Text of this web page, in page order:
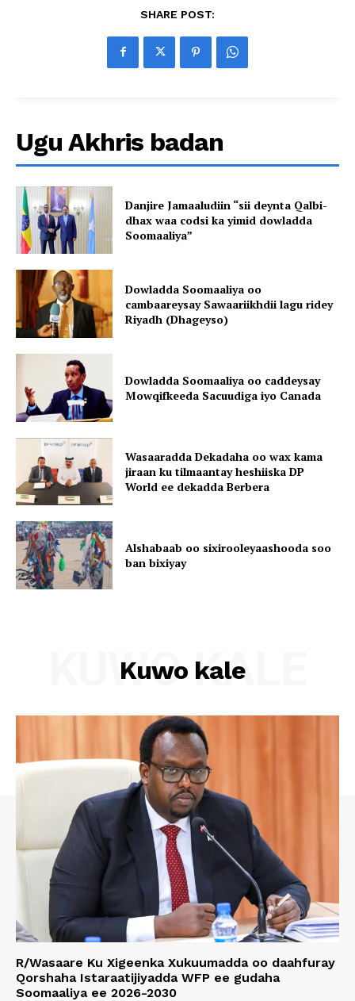
SHARE POST:
Ugu Akhris badan
Danjire Jamaaludiin “sii deynta Qalbi-
dhax waa codsi ka yimid dowladda
Soomaaliya”
Dowladda Soomaaliya oo
cambaareysay Sawaariikhdii lagu ridey
Riyadh (Dhageyso)
Dowladda Soomaaliya oo caddeysay
Mowqifkeeda Sacuudiga iyo Canada
Wasaaradda Dekadaha oo wax kama
jiraan ku tilmaantay heshiiska DP
World ee dekadda Berbera
Alshabaab oo sixirooleyaashooda soo
ban bixiyay
Kuwo kale
KUWO KALE
R/Wasaare Ku Xigeenka Xukuumadda oo daahfuray
Qorshaha Istaraatijiyadda WFP ee gudaha
Soomaaliya ee 2026-2030